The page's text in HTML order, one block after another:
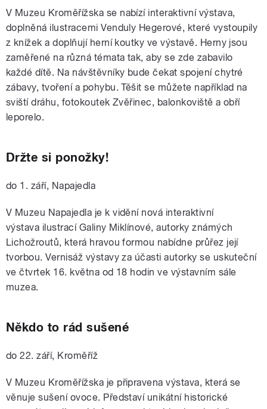
V Muzeu Kroměřížska se nabízí interaktivní výstava,
doplněná ilustracemi Venduly Hegerové, které vystoupily
z knížek a doplňují herní koutky ve výstavě. Herny jsou
zaměřené na různá témata tak, aby se zde zabavilo
každé dítě. Na návštěvníky bude čekat spojení chytré
zábavy, tvoření a pohybu. Těšit se můžete například na
sviští dráhu, fotokoutek Zvěřinec, balonkoviště a obří
leporelo.
Držte si ponožky!
do 1. září, Napajedla
V Muzeu Napajedla je k vidění nová interaktivní
výstava ilustrací Galiny Miklínové, autorky známých
Lichožroutů, která hravou formou nabídne průřez její
tvorbou. Vernisáž výstavy za účasti autorky se uskuteční
ve čtvrtek 16. května od 18 hodin ve výstavním sále
muzea.
Někdo to rád sušené
do 22. září, Kroměříž
V Muzeu Kroměřížska je připravena výstava, která se
věnuje sušení ovoce. Představí unikátní historické